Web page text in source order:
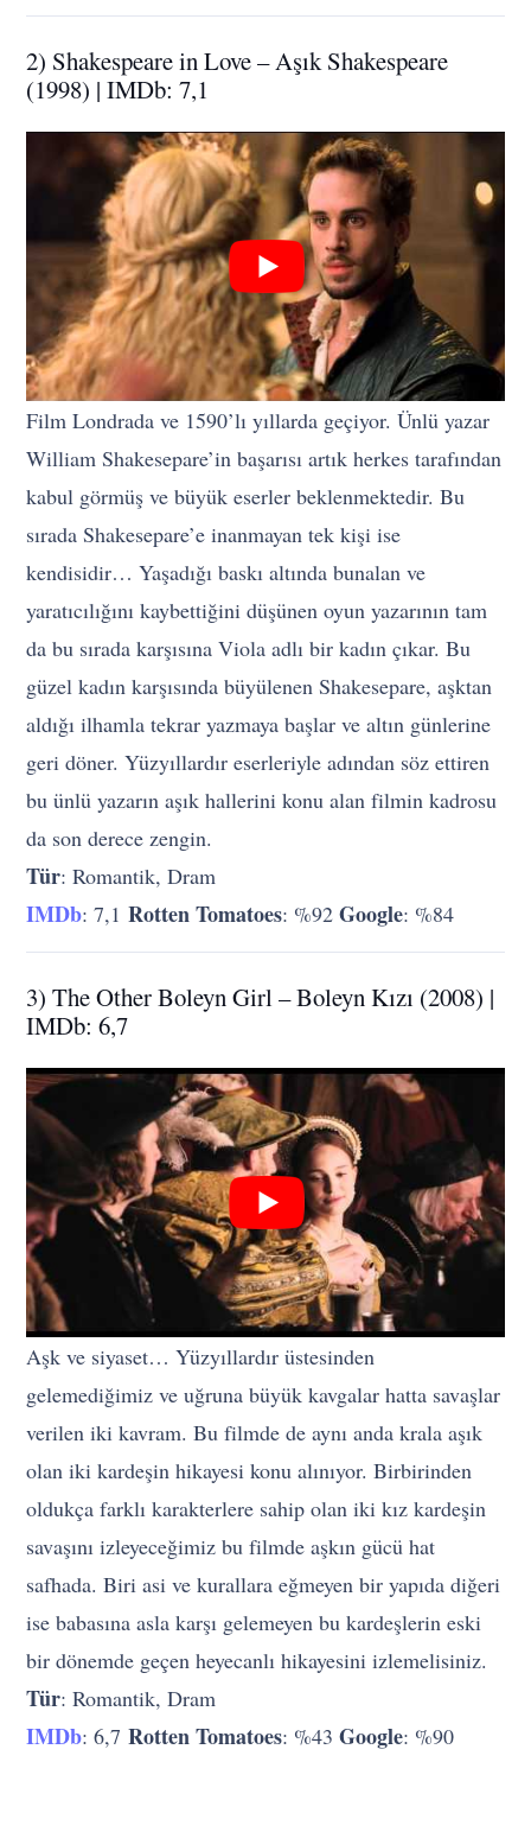
2) Shakespeare in Love – Aşık Shakespeare
(1998) | IMDb: 7,1
Film Londrada ve 1590’lı yıllarda geçiyor. Ünlü yazar
William Shakesepare’in başarısı artık herkes tarafından
kabul görmüş ve büyük eserler beklenmektedir. Bu
sırada Shakesepare’e inanmayan tek kişi ise
kendisidir… Yaşadığı baskı altında bunalan ve
yaratıcılığını kaybettiğini düşünen oyun yazarının tam
da bu sırada karşısına Viola adlı bir kadın çıkar. Bu
güzel kadın karşısında büyülenen Shakesepare, aşktan
aldığı ilhamla tekrar yazmaya başlar ve altın günlerine
geri döner. Yüzyıllardır eserleriyle adından söz ettiren
bu ünlü yazarın aşık hallerini konu alan filmin kadrosu
da son derece zengin.
Tür: Romantik, Dram
IMDb: 7,1Rotten Tomatoes: %92Google: %84
3) The Other Boleyn Girl – Boleyn Kızı (2008) |
IMDb: 6,7
Aşk ve siyaset… Yüzyıllardır üstesinden
gelemediğimiz ve uğruna büyük kavgalar hatta savaşlar
verilen iki kavram. Bu filmde de aynı anda krala aşık
olan iki kardeşin hikayesi konu alınıyor. Birbirinden
oldukça farklı karakterlere sahip olan iki kız kardeşin
savaşını izleyeceğimiz bu filmde aşkın gücü hat
safhada. Biri asi ve kurallara eğmeyen bir yapıda diğeri
ise babasına asla karşı gelemeyen bu kardeşlerin eski
bir dönemde geçen heyecanlı hikayesini izlemelisiniz.
Tür: Romantik, Dram
IMDb: 6,7Rotten Tomatoes: %43Google: %90